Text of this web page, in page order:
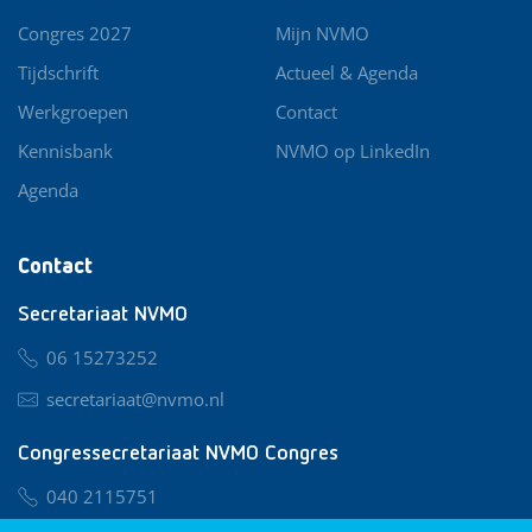
Contact
Secretariaat NVMO
06 15273252
secretariaat@nvmo.nl
Congressecretariaat NVMO Congres
040 2115751
Congres 2027
Tijdschrift
Werkgroepen
Kennisbank
Agenda
Mijn NVMO
Actueel & Agenda
Contact
NVMO op LinkedIn